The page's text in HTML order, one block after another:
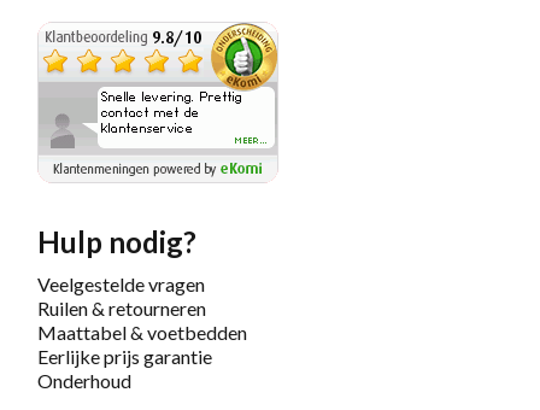
Hulp nodig?
Veelgestelde vragen
Ruilen & retourneren
Maattabel & voetbedden
Eerlijke prijs garantie
Onderhoud